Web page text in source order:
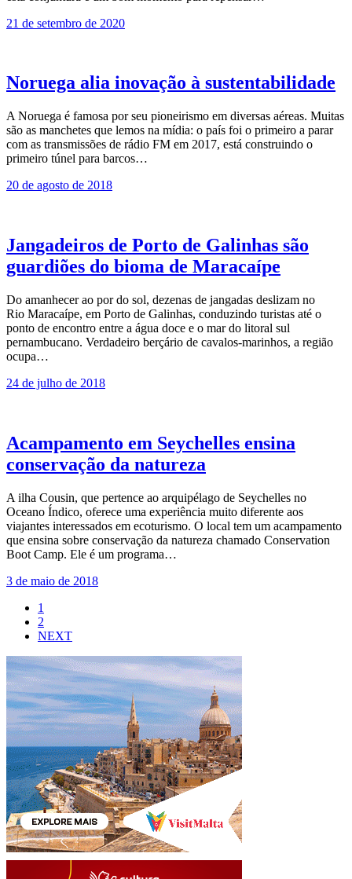
21 de setembro de 2020
Noruega alia inovação à sustentabilidade
A Noruega é famosa por seu pioneirismo em diversas aéreas. Muitas
são as manchetes que lemos na mídia: o país foi o primeiro a parar
com as transmissões de rádio FM em 2017, está construindo o
primeiro túnel para barcos…
20 de agosto de 2018
Jangadeiros de Porto de Galinhas são
guardiões do bioma de Maracaípe
Do amanhecer ao por do sol, dezenas de jangadas deslizam no
Rio Maracaípe, em Porto de Galinhas, conduzindo turistas até o
ponto de encontro entre a água doce e o mar do litoral sul
pernambucano. Verdadeiro berçário de cavalos-marinhos, a região
ocupa…
24 de julho de 2018
Acampamento em Seychelles ensina
conservação da natureza
A ilha Cousin, que pertence ao arquipélago de Seychelles no
Oceano Índico, oferece uma experiência muito diferente aos
viajantes interessados em ecoturismo. O local tem um acampamento
que ensina sobre conservação da natureza chamado Conservation
Boot Camp. Ele é um programa…
3 de maio de 2018
1
2
NEXT